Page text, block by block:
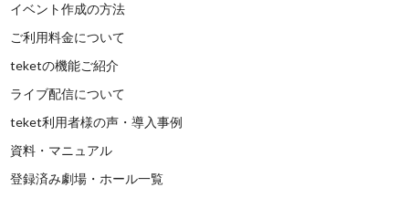
イベント作成の方法
ご利用料金について
teketの機能ご紹介
ライブ配信について
teket利用者様の声・導入事例
資料・マニュアル
登録済み劇場・ホール一覧